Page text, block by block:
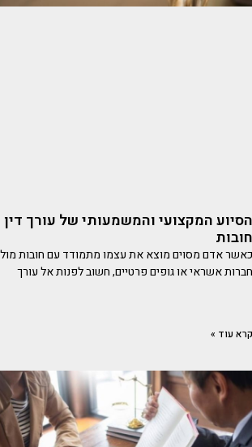
הסיוע המקצועי והמשמעותי של עורך דין
חובות
כאשר אדם מסוים מוצא את עצמו מתמודד עם חובות מול
חברות אשראי או גופים פרטיים, חשוב לפנות אל עורך
קרא עוד »